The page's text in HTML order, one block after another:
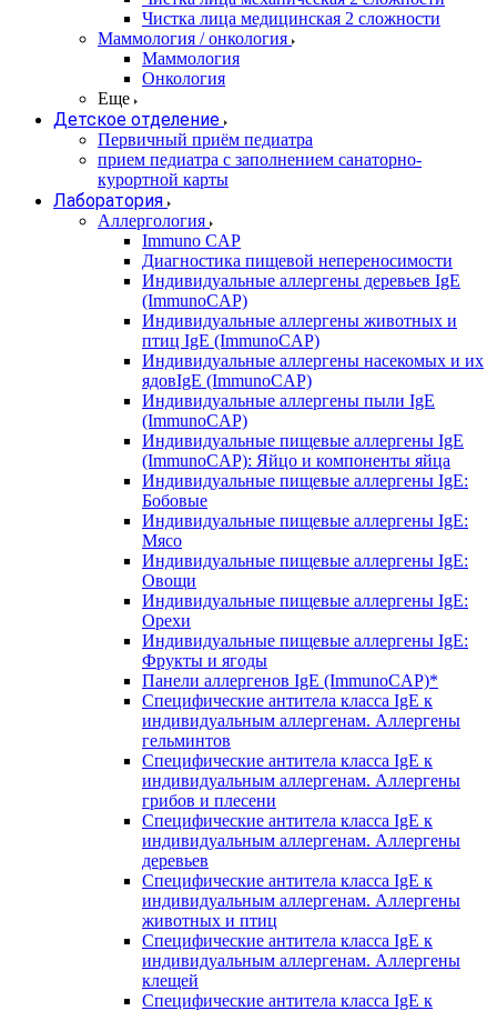
Чистка лица медицинская 2 сложности
Маммология / онкология
Маммология
Онкология
Еще
Детское отделение
Первичный приём педиатра
прием педиатра с заполнением санаторно-
курортной карты
Лаборатория
Аллергология
Immuno CAP
Диагностика пищевой непереносимости
Индивидуальные аллергены деревьев IgE
(ImmunoCAP)
Индивидуальные аллергены животных и
птиц IgE (ImmunoCAP)
Индивидуальные аллергены насекомых и их
ядовIgE (ImmunoCAP)
Индивидуальные аллергены пыли IgE
(ImmunoCAP)
Индивидуальные пищевые аллергены IgE
(ImmunoCAP): Яйцо и компоненты яйца
Индивидуальные пищевые аллергены IgE:
Бобовые
Индивидуальные пищевые аллергены IgE:
Мясо
Индивидуальные пищевые аллергены IgE:
Овощи
Индивидуальные пищевые аллергены IgE:
Орехи
Индивидуальные пищевые аллергены IgE:
Фрукты и ягоды
Панели аллергенов IgE (ImmunoCAP)*
Специфические антитела класса IgE к
индивидуальным аллергенам. Аллергены
гельминтов
Специфические антитела класса IgE к
индивидуальным аллергенам. Аллергены
грибов и плесени
Специфические антитела класса IgE к
индивидуальным аллергенам. Аллергены
деревьев
Специфические антитела класса IgE к
индивидуальным аллергенам. Аллергены
животных и птиц
Специфические антитела класса IgE к
индивидуальным аллергенам. Аллергены
клещей
Специфические антитела класса IgE к